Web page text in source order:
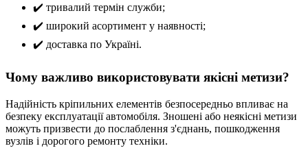
✔️ тривалий термін служби;
✔️ широкий асортимент у наявності;
✔️ доставка по Україні.
Чому важливо використовувати якісні метизи?
Надійність кріпильних елементів безпосередньо впливає на
безпеку експлуатації автомобіля. Зношені або неякісні метизи
можуть призвести до послаблення з'єднань, пошкодження
вузлів і дорогого ремонту техніки.